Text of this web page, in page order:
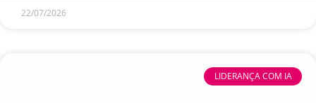
22/07/2026
LIDERANÇA COM IA